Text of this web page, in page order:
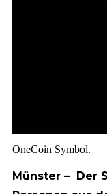
OneCoin Symbol.
Münster – Der